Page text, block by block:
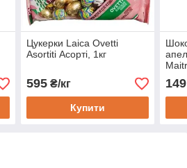
Цукерки Laica Ovetti
Asortiti Асорті, 1кг
595₴/кг
Купити
149